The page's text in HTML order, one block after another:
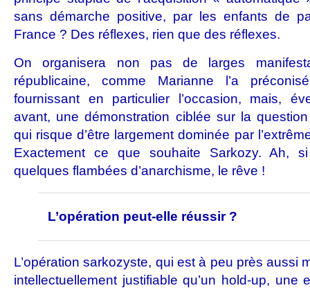
sans démarche positive, par les enfants de
France ? Des réflexes, rien que des réflexes.
On organisera non pas de larges
républicaine, comme Marianne l’a
fournissant en particulier l’occasion, mais,
avant, une démonstration ciblée sur la
qui risque d’être largement dominée par
Exactement ce que souhaite Sarkozy. Ah,
quelques flambées d’anarchisme, le rêve !
L’opération peut-elle réussir ?
L’opération sarkozyste, qui est à peu près aussi
intellectuellement justifiable qu’un hold-up, une